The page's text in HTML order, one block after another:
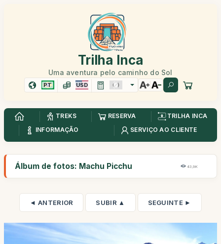
Trilha Inca
Uma aventura pelo caminho do Sol
PT USD
TREKS RESERVA
TRILHA INCA
INFORMAÇÃO
SERVIÇO AO CLIENTE
Álbum de fotos: Machu Picchu 43,9K
◄ ANTERIOR SUBIR ▲ SEGUINTE ►